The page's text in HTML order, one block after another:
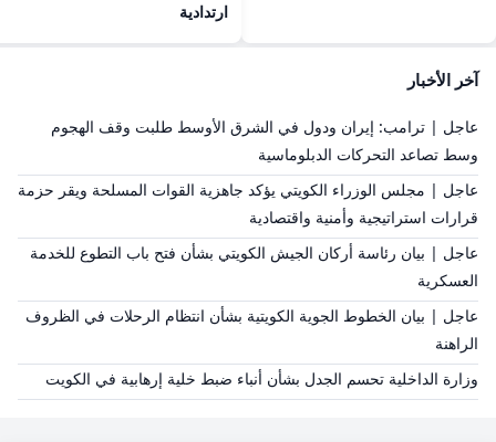
ارتدادية
آخر الأخبار
عاجل | ترامب: إيران ودول في الشرق الأوسط طلبت وقف الهجوم
وسط تصاعد التحركات الدبلوماسية
عاجل | مجلس الوزراء الكويتي يؤكد جاهزية القوات المسلحة ويقر حزمة
قرارات استراتيجية وأمنية واقتصادية
عاجل | بيان رئاسة أركان الجيش الكويتي بشأن فتح باب التطوع للخدمة
العسكرية
عاجل | بيان الخطوط الجوية الكويتية بشأن انتظام الرحلات في الظروف
الراهنة
وزارة الداخلية تحسم الجدل بشأن أنباء ضبط خلية إرهابية في الكويت